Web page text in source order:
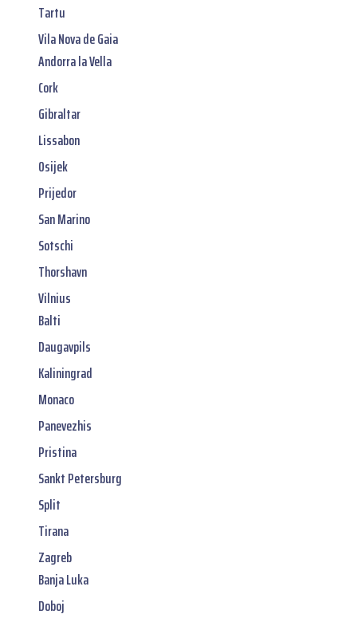
Tartu
Vila Nova de Gaia
Andorra la Vella
Cork
Gibraltar
Lissabon
Osijek
Prijedor
San Marino
Sotschi
Thorshavn
Vilnius
Balti
Daugavpils
Kaliningrad
Monaco
Panevezhis
Pristina
Sankt Petersburg
Split
Tirana
Zagreb
Banja Luka
Doboj